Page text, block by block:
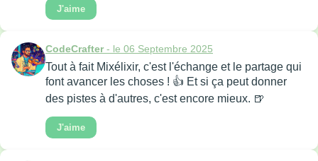
J'aime
CodeCrafter- le 06 Septembre 2025
Tout à fait Mixélixir, c'est l'échange et le partage qui
font avancer les choses ! 👍 Et si ça peut donner
des pistes à d'autres, c'est encore mieux. 🍺
J'aime